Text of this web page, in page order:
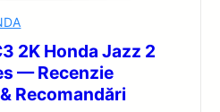
2K Honda Jazz 2
— Recenzie
Recomandări